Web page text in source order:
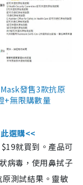
發售3款抗原
+無限購數量
選購<<
就買到。產品可
病毒，使用鼻拭子
測試結果。靈敏